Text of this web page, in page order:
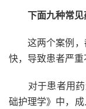
下面九种常见
这两个案例
快，导致患者严重
对于患者用
础护理学》中，